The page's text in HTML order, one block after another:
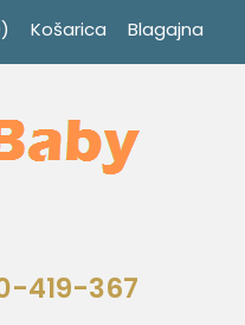
Košarica Blagajna
419-367